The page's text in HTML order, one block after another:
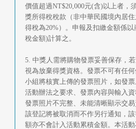
價值超過NT$20,000元(含)以上者，
獎所得稅稅款（非中華民國境內居
得稅為20%）。申報及扣繳金額係
稅金額)計算之。
5. 中獎人需將購物發票妥善保存，
視為放棄得獎資格。發票不可有任
小組將核實上傳的發票照片，如發
活動辦法之要求、發票內容與輸入
發票照片不完整、未能清晰顯示交易
該登記將被取消而不作另行通知，
額亦不會計入活動累積金額。本活動